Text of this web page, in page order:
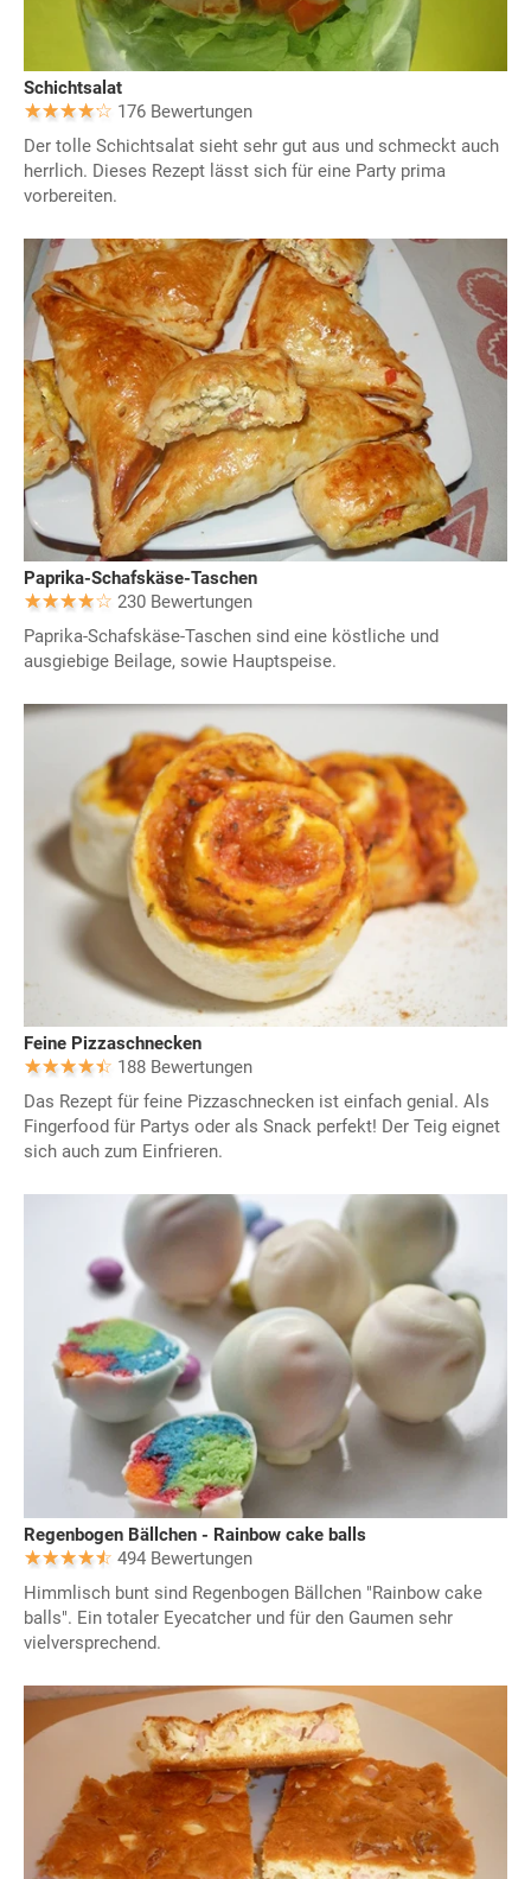
Schichtsalat
176 Bewertungen
Der tolle Schichtsalat sieht sehr gut aus und schmeckt auch
herrlich. Dieses Rezept lässt sich für eine Party prima
vorbereiten.
Paprika-Schafskäse-Taschen
230 Bewertungen
Paprika-Schafskäse-Taschen sind eine köstliche und
ausgiebige Beilage, sowie Hauptspeise.
Feine Pizzaschnecken
188 Bewertungen
Das Rezept für feine Pizzaschnecken ist einfach genial. Als
Fingerfood für Partys oder als Snack perfekt! Der Teig eignet
sich auch zum Einfrieren.
Regenbogen Bällchen - Rainbow cake balls
494 Bewertungen
Himmlisch bunt sind Regenbogen Bällchen "Rainbow cake
balls". Ein totaler Eyecatcher und für den Gaumen sehr
vielversprechend.